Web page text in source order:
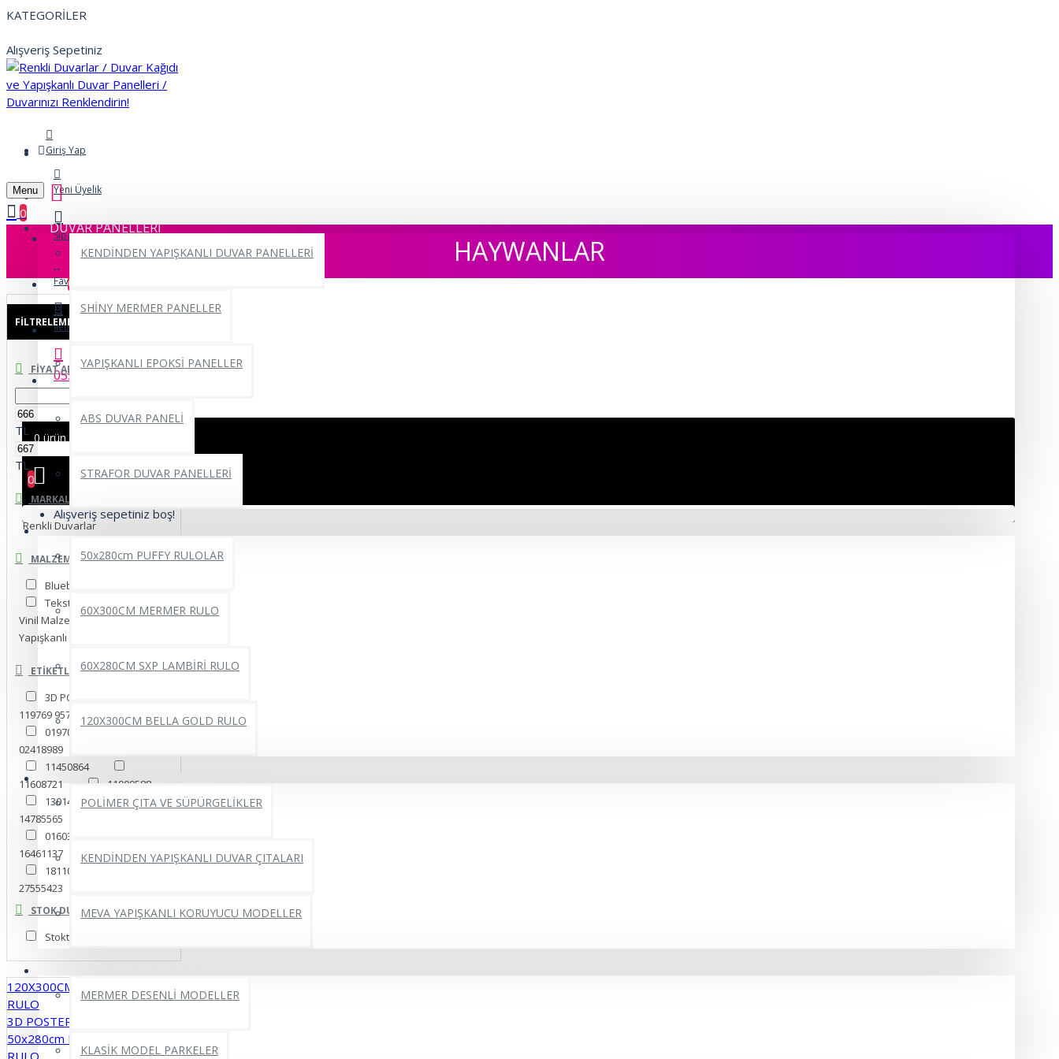
KATEGORİLER
Alışveriş Sepetiniz
Giriş Yap
Yeni Üyelik
Siparişlerim
Favorilerim
0
İletişim
0552 662 22 69
0 ürün - 0,00TL
0
Alışveriş sepetiniz boş!
DUVAR PANELLERİ
KENDİNDEN YAPIŞKANLI DUVAR PANELLERİ
SHİNY MERMER PANELLER
YAPIŞKANLI EPOKSİ PANELLER
ABS DUVAR PANELİ
STRAFOR DUVAR PANELLERİ
YAPIŞKANLI RULO ÜRÜNLER
50x280cm PUFFY RULOLAR
60X300CM MERMER RULO
60X280CM SXP LAMBİRİ RULO
120X300CM BELLA GOLD RULO
DUVAR ÇITALARI VE SÜPÜRGELİKLER
POLİMER ÇITA VE SÜPÜRGELİKLER
KENDİNDEN YAPIŞKANLI DUVAR ÇITALARI
MEVA YAPIŞKANLI KORUYUCU MODELLER
MERMER DESENLİ MODELLER
KLASİK MODEL PARKELER
Menu
0
HAYWANLAR
FILTRELEME
FIYAT ARALIĞI
TL
TL
MARKALAR
Renkli Duvarlar
MALZEME SEÇINIZ.
Blueback İnce Kağıt
Tekstil Tek Parça
Vinil Malzeme
Yapışkanlı Folyo
ETIKETLER
3D POSTER
119769 9574
01034844
01970483
02418989
11450864
11608721
11909588
13014495
14785565
016038759
16461137
17073241
18110529
27555423
43298460
048409770
53909174
54699962
55192747
68934214
71034753
74749467
77034689
085555390
STOK DURUMU
Stokta Var
120X300CM BELLA GOLD
RULO
3D POSTER
50x280cm PUFFY YAPIŞKANLI
RULO